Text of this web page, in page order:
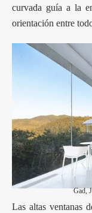
curvada guía a la
orientación entre
Gad,
Las altas ventanas